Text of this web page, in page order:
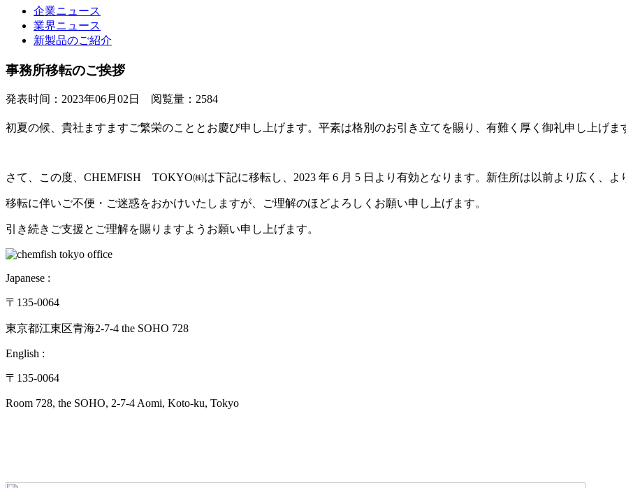
企業ニュース
業界ニュース
新製品のご紹介
事務所移転のご挨拶
発表时间： 2023年06月02日 阅覧量： 2584
初夏の候、貴社ますますご繁栄のこととお慶び申し上げます。平素は格別のお引き立てを賜り、有難く厚く御礼申し上げま
さて、この度、CHEMFISH TOKYO㈱は下記に移転し、2023 年 6 月 5 日より有効となります。新住所は以前より広く、
移転に伴いご不便・ご迷惑をおかけいたしますが、ご理解のほどよろしくお願い申し上げます。
引き続きご支援とご理解を賜りますようお願い申し上げます。
Japanese :
〒135-0064
東京都江東区青海2-7-4 the SOHO 728
English :
〒135-0064
Room 728, the SOHO, 2-7-4 Aomi, Koto-ku, Tokyo